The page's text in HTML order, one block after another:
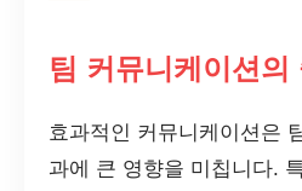
팀 커뮤니케이션의
효과적인 커뮤니케이션은
과에 큰 영향을 미칩니다.